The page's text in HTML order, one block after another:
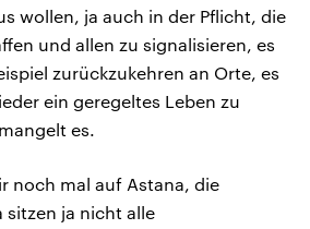
wollen, ja auch in der Pflicht, die
und allen zu signalisieren, es
zurückzukehren an Orte, es
ein geregeltes Leben zu
es.
noch mal auf Astana, die
sitzen ja nicht alle